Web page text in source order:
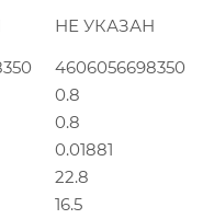
НЕ УКАЗАН
4606056698350
0.8
0.8
0.01881
22.8
16.5